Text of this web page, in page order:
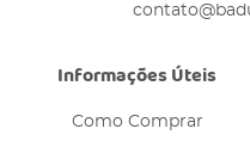
Informações Úteis
Como Comprar